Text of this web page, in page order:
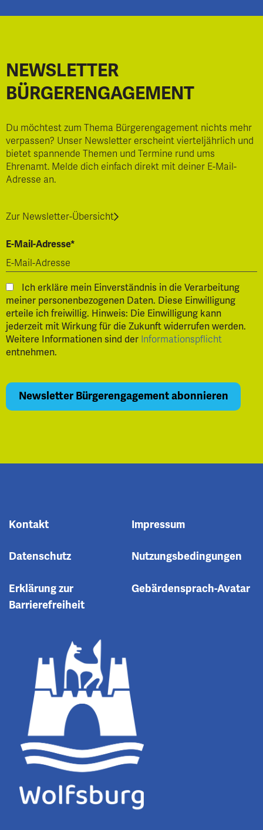
NEWSLETTER
BÜRGERENGAGEMENT
Du möchtest zum Thema Bürgerengagement nichts mehr
verpassen? Unser Newsletter erscheint vierteljährlich und
bietet spannende Themen und Termine rund ums
Ehrenamt. Melde dich einfach direkt mit deiner E-Mail-
Adresse an.
Zur Newsletter-Übersicht
E-Mail-Adresse*
Ich erkläre mein Einverständnis in die Verarbeitung
meiner personenbezogenen Daten. Diese Einwilligung
erteile ich freiwillig. Hinweis: Die Einwilligung kann
jederzeit mit Wirkung für die Zukunft widerrufen werden.
Weitere Informationen sind der Informationspflicht
entnehmen.
Kontakt Impressum
Datenschutz Nutzungsbedingungen
Erklärung zur
Barrierefreiheit
Gebärdensprach-Avatar